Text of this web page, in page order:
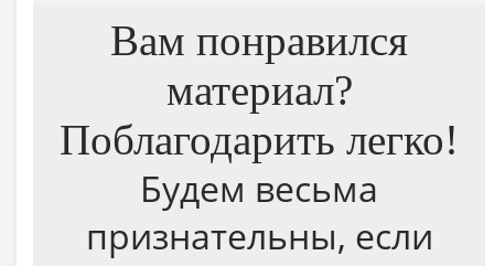
Вам понравился
материал?
Поблагодарить легко!
Будем весьма
признательны, если